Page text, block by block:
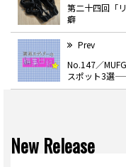
第二十四回「
癖
Prev
No.147／
スポット3選
New Release